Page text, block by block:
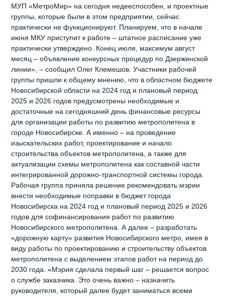
МУП «МетроМир» на сегодня недееспособен, и проектные
группы, которые были в этом предприятии, сейчас
практически не функционируют. Планируем, что в начале
июня МКУ приступит к работе – штатное расписание уже
практически утверждено. Конец июля, максимум август
месяц – объявление конкурсных процедур по Дзержинской
линии», – сообщил Олег Клемешов. Участники рабочей
группы пришли к общему мнению, что в областном бюджете
Новосибирской области на 2024 год и плановый период
2025 и 2026 годов предусмотрены необходимые и
достаточные на сегодняшний день финансовые ресурсы
для организации работы по развитию метрополитена в
городе Новосибирске. А именно – на проведение
изыскательских работ, проектирование и начало
строительства объектов метрополитена, а также для
актуализации схемы метрополитена как составной части
интегрированной дорожно-транспортной системы города.
Рабочая группа приняла решение рекомендовать мэрии
внести необходимые поправки в бюджет города
Новосибирска на 2024 год и плановый период 2025 и 2026
годов для софинансирования работ по развитию
Новосибирского метрополитена. А далее – разработать
«дорожную карту» развития Новосибирского метро, имея в
виду работы по проектированию и строительству объектов
метрополитена с выделением этапов работ на период до
2030 года. «Мэрия сделала первый шаг – решается вопрос
о службе заказчика. Это очень важно – назначить
руководителя, который далее будет заниматься всеми